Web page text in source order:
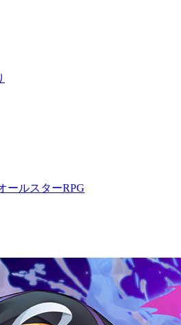
ールスターRPG